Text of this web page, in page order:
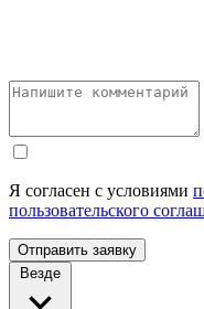
Я согласен с условиями
пользовательского
Отправить заявку
Везде